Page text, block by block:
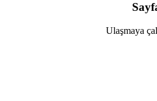
Ulaşmaya